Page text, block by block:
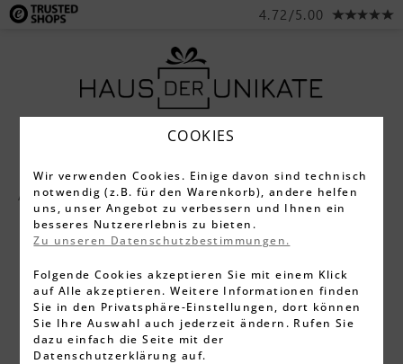
4.72/5.00
Alle Produkte Taschenlampen
COOKIES
Wir verwenden Cookies. Einige davon sind technisch
notwendig (z.B. für den Warenkorb), andere helfen
uns, unser Angebot zu verbessern und Ihnen ein
besseres Nutzererlebnis zu bieten.
Zu unseren Datenschutzbestimmungen.
Folgende Cookies akzeptieren Sie mit einem Klick
auf Alle akzeptieren. Weitere Informationen finden
Sie in den Privatsphäre-Einstellungen, dort können
Sie Ihre Auswahl auch jederzeit ändern. Rufen Sie
dazu einfach die Seite mit der
Datenschutzerklärung auf.